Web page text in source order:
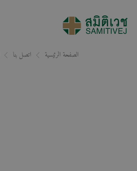
الصفحة الرئيسية اتصل بنا